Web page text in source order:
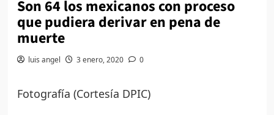
Son 64 los mexicanos con proceso
que pudiera derivar en pena de
muerte
luis angel 3 enero, 2020 0
Fotografía (Cortesía DPIC)